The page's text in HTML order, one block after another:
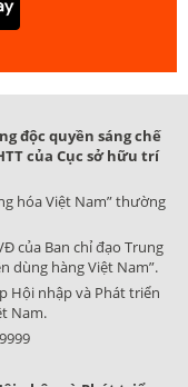
độc quyền sáng chế
của Cục sở hữu trí
hóa Việt Nam” thường
của Ban chỉ đạo Trung
dùng hàng Việt Nam”.
Hội nhập và Phát triển
Nam.